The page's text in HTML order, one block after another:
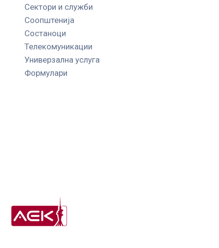
Сектори и служби
Соопштенија
Состаноци
Телекомуникации
Универзална услуга
Формулари